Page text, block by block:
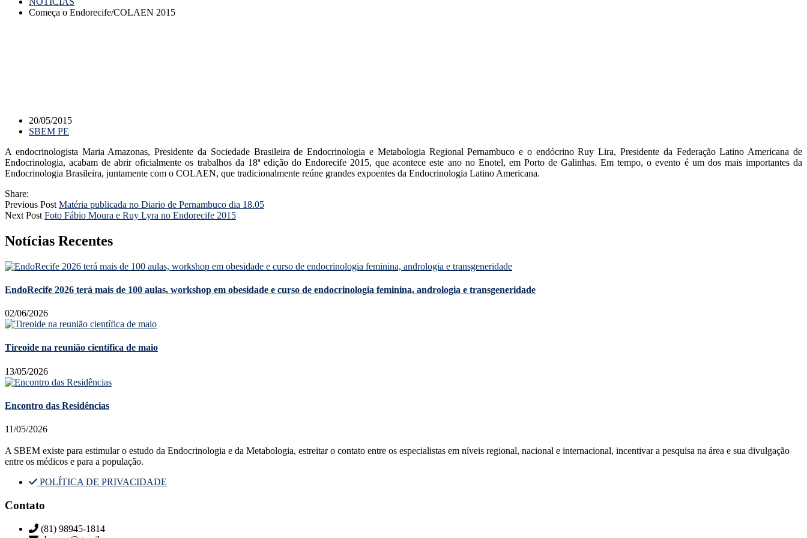
Começa o Endorecife/COLAEN 2015
20/05/2015
SBEM PE
A endocrinologista Maria Amazonas, Presidente da Sociedade Brasileira de Endocrinologia e Metabologia Regional Pernambuco e o endócrino Ruy Lira, Presidente da Federação Latino Americana de
Endocrinologia, acabam de abrir oficialmente os trabalhos da 18ª edição do Endorecife 2015, que acontece este ano no Enotel, em Porto de Galinhas. Em tempo, o evento é um dos mais importantes da
Endocrinologia Brasileira, juntamente com o COLAEN, que tradicionalmente reúne grandes expoentes da Endocrinologia Latino Americana.
Share:
Previous Post Matéria publicada no Diario de Pernambuco dia 18.05
Next Post Foto Fábio Moura e Ruy Lyra no Endorecife 2015
Notícias Recentes
EndoRecife 2026 terá mais de 100 aulas, workshop em obesidade e curso de endocrinologia feminina, andrologia e transgeneridade
02/06/2026
Tireoide na reunião científica de maio
13/05/2026
Encontro das Residências
11/05/2026
A SBEM existe para estimular o estudo da Endocrinologia e da Metabologia, estreitar o contato entre os especialistas em níveis regional, nacional e internacional, incentivar a pesquisa na área e sua divulgação
entre os médicos e para a população.
POLÍTICA DE PRIVACIDADE
Contato
(81) 98945-1814